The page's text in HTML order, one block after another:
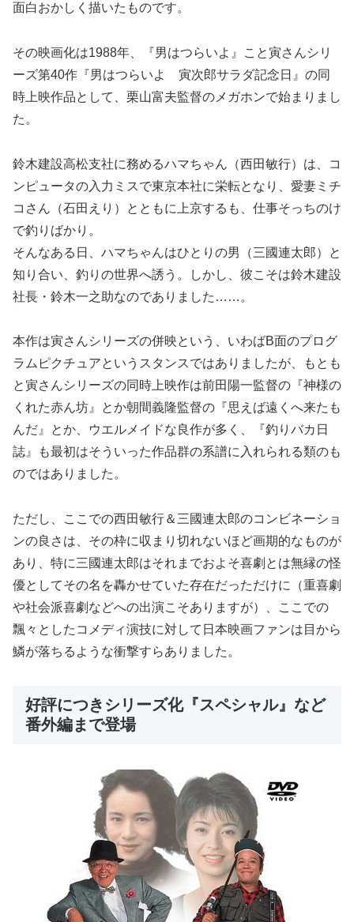
面白おかしく描いたものです。
その映画化は1988年、『男はつらいよ』こと寅さんシリ
ーズ第40作『男はつらいよ 寅次郎サラダ記念日』の同
時上映作品として、栗山富夫監督のメガホンで始まりまし
た。
鈴木建設高松支社に務めるハマちゃん（西田敏行）は、コ
ンピュータの入力ミスで東京本社に栄転となり、愛妻ミチ
コさん（石田えり）とともに上京するも、仕事そっちのけ
で釣りばかり。
そんなある日、ハマちゃんはひとりの男（三國連太郎）と
知り合い、釣りの世界へ誘う。しかし、彼こそは鈴木建設
社長・鈴木一之助なのでありました……。
本作は寅さんシリーズの併映という、いわばB面のプログ
ラムピクチュアというスタンスではありましたが、もとも
と寅さんシリーズの同時上映作は前田陽一監督の『神様の
くれた赤ん坊』とか朝間義隆監督の『思えば遠くへ来たも
んだ』とか、ウエルメイドな良作が多く、『釣りバカ日
誌』も最初はそういった作品群の系譜に入れられる類のも
のではありました。
ただし、ここでの西田敏行＆三國連太郎のコンビネーショ
ンの良さは、その枠に収まり切れないほど画期的なものが
あり、特に三國連太郎はそれまでおよそ喜劇とは無縁の怪
優としてその名を轟かせていた存在だっただけに（重喜劇
や社会派喜劇などへの出演こそありますが）、ここでの
飄々としたコメディ演技に対して日本映画ファンは目から
鱗が落ちるような衝撃すらありました。
好評につきシリーズ化『スペシャル』など
番外編まで登場